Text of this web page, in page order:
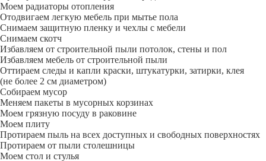
Моем радиаторы отопления
Отодвигаем легкую мебель при мытье пола
Снимаем защитную пленку и чехлы с мебели
Снимаем скотч
Избавляем от строительной пыли потолок, стены и пол
Избавляем мебель от строительной пыли
Оттираем следы и капли краски, штукатурки, затирки, клея
(не более 2 см диаметром)
Собираем мусор
Меняем пакеты в мусорных корзинах
Моем грязную посуду в раковине
Моем плиту
Протираем пыль на всех доступных и свободных поверхностях
Протираем от пыли столешницы
Моем стол и стулья